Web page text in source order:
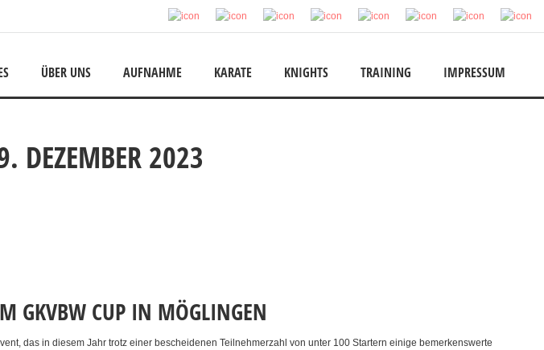
ÜBER UNS AUFNAHME KARATE KNIGHTS TRAINING IMPRESSUM
DEZEMBER 2023
GKVBW CUP IN MÖGLINGEN
das in diesem Jahr trotz einer bescheidenen Teilnehmerzahl von unter 100 Startern einige bemerkenswerte